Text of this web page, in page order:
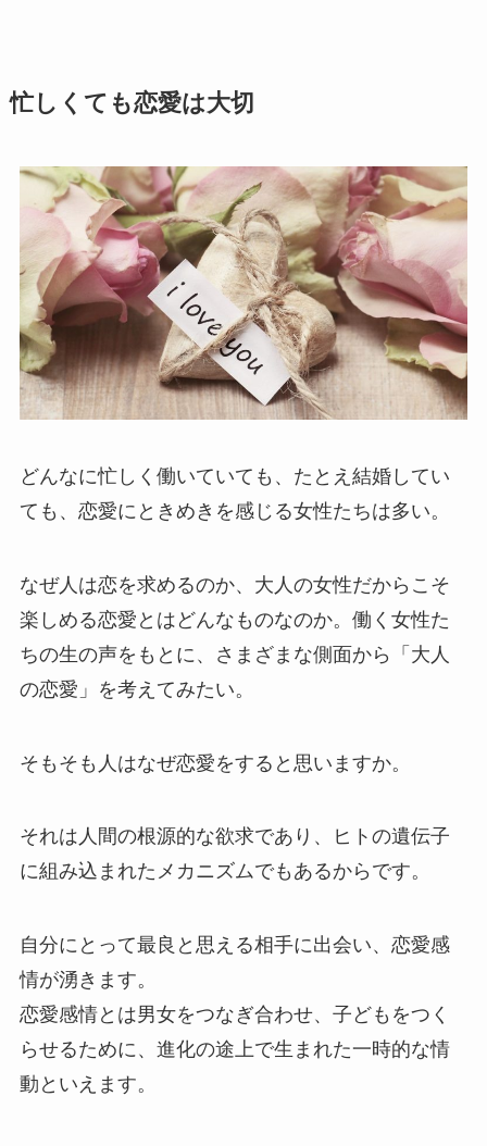
忙しくても恋愛は大切
どんなに忙しく働いていても、たとえ結婚してい
ても、恋愛にときめきを感じる女性たちは多い。
なぜ人は恋を求めるのか、大人の女性だからこそ
楽しめる恋愛とはどんなものなのか。働く女性た
ちの生の声をもとに、さまざまな側面から「大人
の恋愛」を考えてみたい。
そもそも人はなぜ恋愛をすると思いますか。
それは人間の根源的な欲求であり、ヒトの遺伝子
に組み込まれたメカニズムでもあるからです。
自分にとって最良と思える相手に出会い、恋愛感
情が湧きます。
恋愛感情とは男女をつなぎ合わせ、子どもをつく
らせるために、進化の途上で生まれた一時的な情
動といえます。